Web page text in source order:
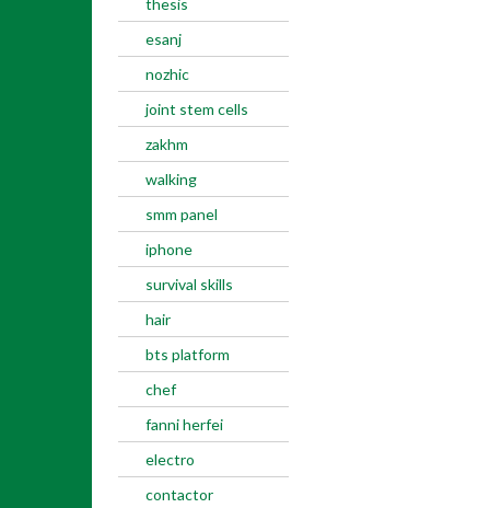
thesis
esanj
nozhic
joint stem cells
zakhm
walking
smm panel
iphone
survival skills
hair
bts platform
chef
fanni herfei
electro
contactor